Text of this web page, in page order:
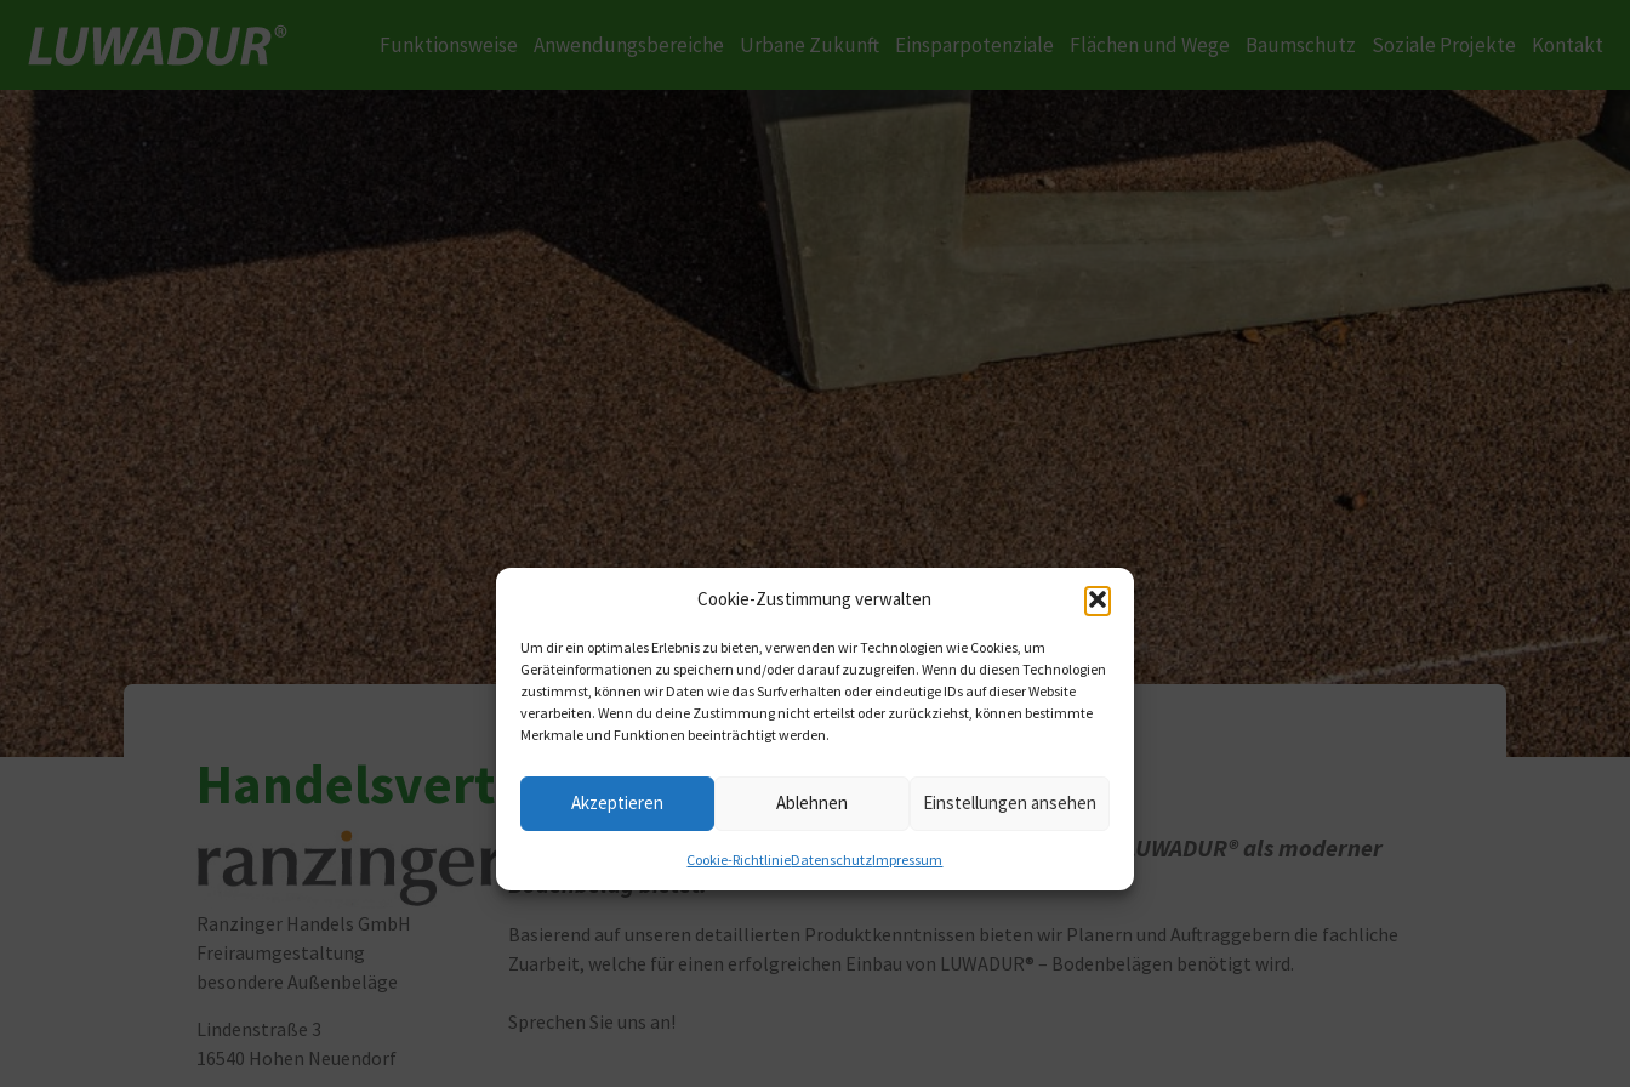
Cookie-Zustimmung verwalten
Um dir ein optimales Erlebnis zu bieten, verwenden wir Technologien wie Cookies, um
Geräteinformationen zu speichern und/oder darauf zuzugreifen. Wenn du diesen Technologien
zustimmst, können wir Daten wie das Surfverhalten oder eindeutige IDs auf dieser Website
verarbeiten. Wenn du deine Zustimmung nicht erteilst oder zurückziehst, können bestimmte
Merkmale und Funktionen beeinträchtigt werden.
Akzeptieren Ablehnen Einstellungen ansehen
Cookie-RichtlinieDatenschutzImpressum
Funktionsweise Anwendungsbereiche Urbane Zukunft Einsparpotenziale Flächen und Wege Baumschutz Soziale Projekte Kontakt
Handelsvertretung
Ranzinger Handels GmbH
Freiraumgestaltung
besondere Außenbeläge
Lindenstraße 3
16540 Hohen Neuendorf
„Wir sind begeistert von den vielfältigen Möglichkeiten, die LUWADUR® als moderner
Bodenbelag bietet.“
Basierend auf unseren detaillierten Produktkenntnissen bieten wir Planern und Auftraggebern die fachliche
Zuarbeit, welche für einen erfolgreichen Einbau von LUWADUR® – Bodenbelägen benötigt wird.
Sprechen Sie uns an!